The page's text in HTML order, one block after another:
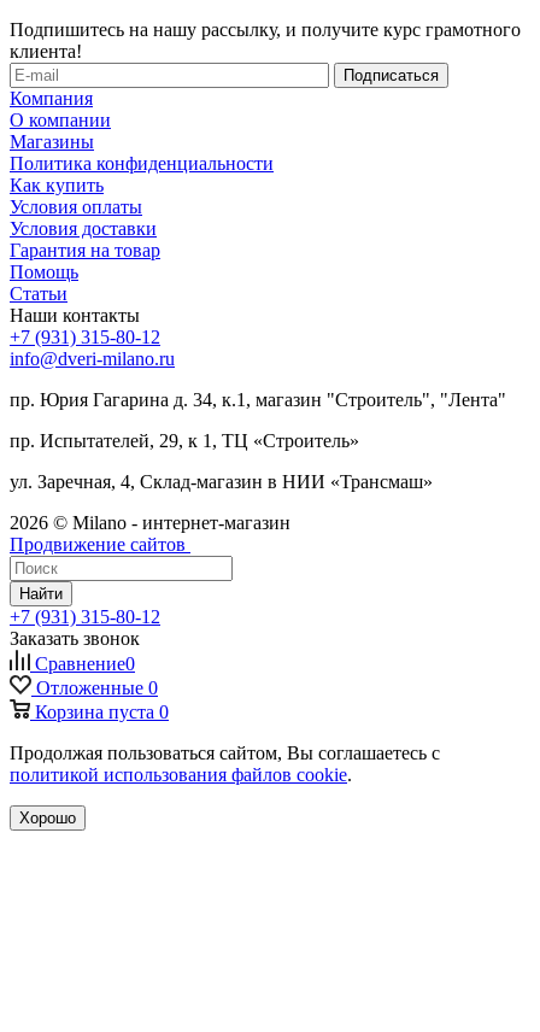
Подпишитесь на нашу рассылку, и получите курс грамотного
клиента!
Компания
О компании
Магазины
Политика конфиденциальности
Как купить
Условия оплаты
Условия доставки
Гарантия на товар
Помощь
Статьи
Наши контакты
+7 (931) 315-80-12
info@dveri-milano.ru
пр. Юрия Гагарина д. 34, к.1, магазин "Строитель", "Лента"
пр. Испытателей, 29, к 1, ТЦ «Строитель»
ул. Заречная, 4, Склад-магазин в НИИ «Трансмаш»
2026 © Milano - интернет-магазин
Продвижение сайтов
Найти
+7 (931) 315-80-12
Заказать звонок
Сравнение0
Отложенные 0
Корзина пуста 0
Продолжая пользоваться сайтом, Вы соглашаетесь с
политикой использования файлов cookie.
Хорошо